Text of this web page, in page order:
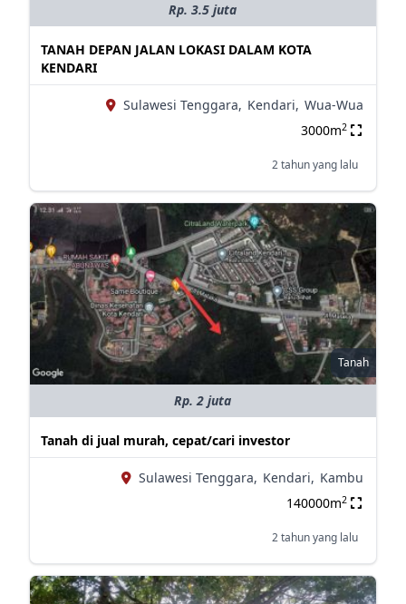
Rp. 3.5 juta
TANAH DEPAN JALAN LOKASI DALAM KOTA
KENDARI
Sulawesi Tenggara, Kendari, Wua-Wua
3000m2
2 tahun yang lalu
Tanah
Rp. 2 juta
Tanah di jual murah, cepat/cari investor
Sulawesi Tenggara, Kendari, Kambu
140000m2
2 tahun yang lalu